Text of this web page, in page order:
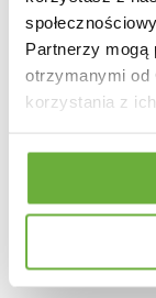
Partnerzy mogą
otrzymanymi od
korzystania z ich